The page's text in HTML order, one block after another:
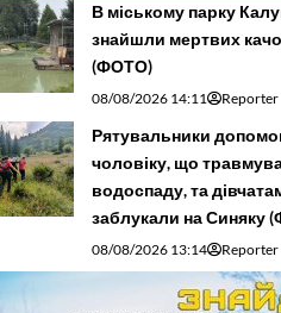
В міському парку
знайшли мертвих
(ФОТО)
08/08/2026 14:11 Reporter
Рятувальники
чоловіку, що
водоспаду, та
заблукали на Синяку
08/08/2026 13:14 Reporter